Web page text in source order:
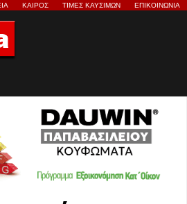
ΚΑΙΡΟΣ ΤΙΜΕΣ ΚΑΥΣΙΜΩΝ ΕΠΙΚΟΙΝΩΝΙΑ